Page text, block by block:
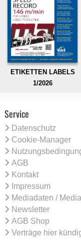
ETIKETTEN LABELS
1/2026
Service
Datenschutz
Cookie-Manager
AGB
Kontakt
Impressum
Mediadaten /
Newsletter
AGB Shop
Verträge hier